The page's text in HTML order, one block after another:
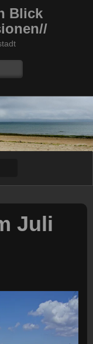
Blick
Juli